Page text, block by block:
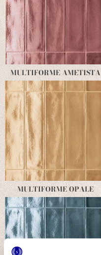
MULTIFORME AMETISTA
MULTIFORME OPALE